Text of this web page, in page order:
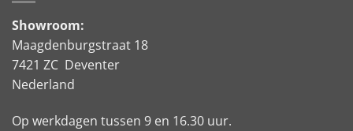
Showroom:
Maagdenburgstraat 18
7421 ZC Deventer
Nederland
Op werkdagen tussen 9 en 16.30 uur.